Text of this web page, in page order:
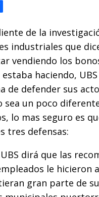
de la
industriales que
vendiendo los
estaba haciendo,
de defender sus
sea un poco
lo mas seguro es
tres defensas:
dirá que las
le hicieron
gran parte de